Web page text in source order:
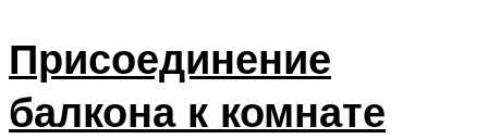
Присоединение
балкона к комнате